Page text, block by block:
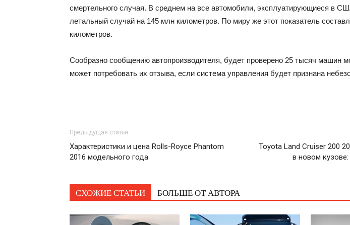
смертельного случая. В среднем на все автомобили, эксплуатирующиеся в
летальный случай на 145 млн километров. По миру же этот показатель
километров.
Сообразно сообщению автопроизводителя, будет проверено 25 тысяч машин
может потребовать их отзыва, если система управления будет признана
Предыдущая статья
Характеристики и цена Rolls-Royce Phantom
2016 модельного года
Toyota Land Cruiser 200
в новом
СХОЖИЕ СТАТЬИ БОЛЬШЕ ОТ АВТОРА